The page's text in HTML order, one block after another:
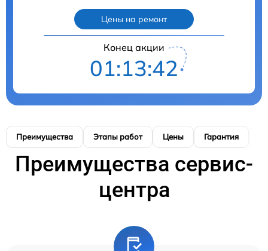
Цены на ремонт
Конец акции
01:13:41
Преимущества Этапы работ Цены Гарантия
Преимущества сервис-
центра